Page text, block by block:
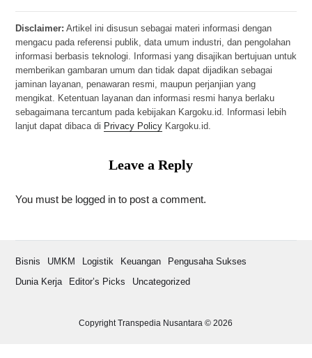
Disclaimer: Artikel ini disusun sebagai materi informasi dengan
mengacu pada referensi publik, data umum industri, dan pengolahan
informasi berbasis teknologi. Informasi yang disajikan bertujuan untuk
memberikan gambaran umum dan tidak dapat dijadikan sebagai
jaminan layanan, penawaran resmi, maupun perjanjian yang
mengikat. Ketentuan layanan dan informasi resmi hanya berlaku
sebagaimana tercantum pada kebijakan Kargoku.id. Informasi lebih
lanjut dapat dibaca di Privacy PolicyKargoku.id.
Leave a Reply
You must be logged into post a comment.
Copyright Transpedia Nusantara © 2026
Bisnis UMKM Logistik Keuangan
Pengusaha Sukses
Dunia Kerja
Editor’s Picks Uncategorized